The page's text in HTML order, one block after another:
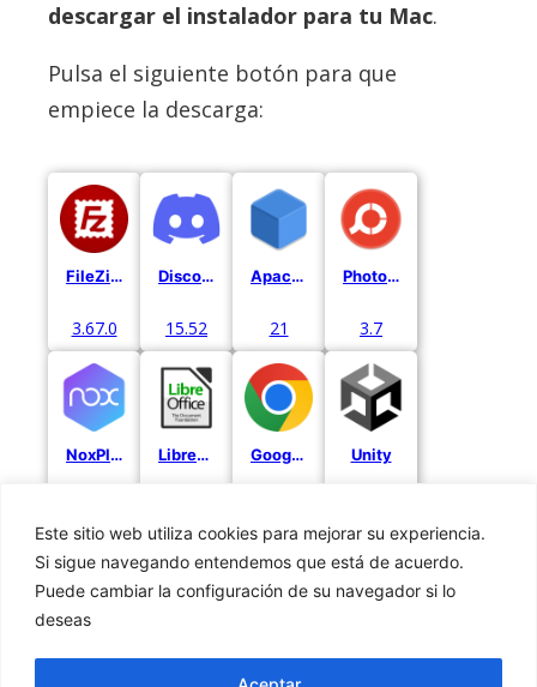
Este sitio web utiliza cookies para mejorar su experiencia.
Si sigue navegando entendemos que está de acuerdo.
Puede cambiar la configuración de su navegador si lo
deseas
descargar el instalador para tu Mac.
Pulsa el siguiente botón para que
empiece la descarga:
FileZilla
3.67.0
Discord
15.52
Apache Netbeans
21
PhotoScape X
3.7
NoxPlayer LibreOffice Google Chrome Unity
Cookies
Aviso Legal